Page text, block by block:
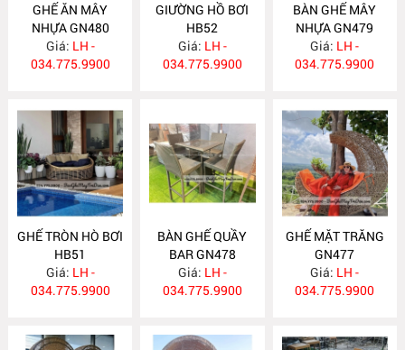
GHẾ ĂN MÂY
NHỰA GN480
Giá: LH -
034.775.9900
GIƯỜNG HỒ BƠI
HB52
Giá: LH -
034.775.9900
BÀN GHẾ MÂY
NHỰA GN479
Giá: LH -
034.775.9900
GHẾ TRÒN HÒ BƠI
HB51
Giá: LH -
034.775.9900
BÀN GHẾ QUẦY
BAR GN478
Giá: LH -
034.775.9900
GHẾ MẶT TRĂNG
GN477
Giá: LH -
034.775.9900